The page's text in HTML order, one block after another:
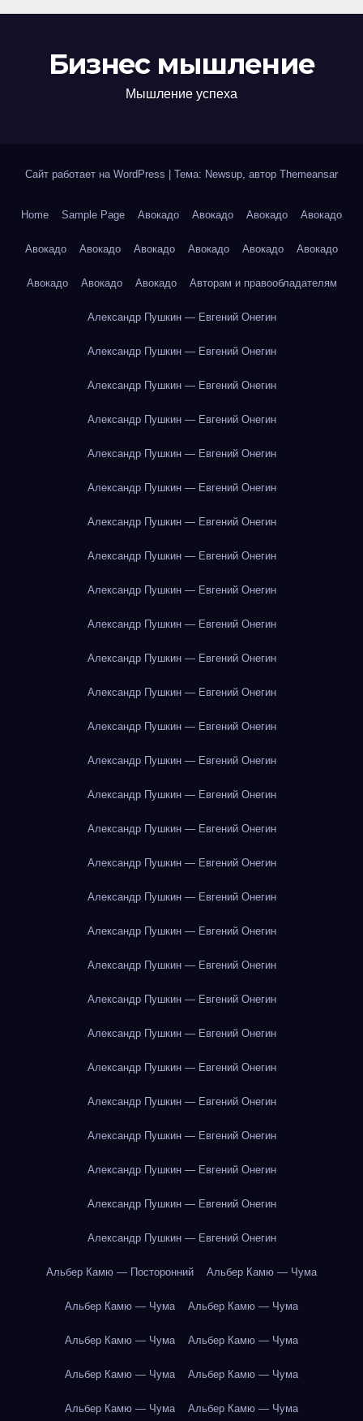
Бизнес мышление
Мышление успеха
Сайт работает на WordPress Тема: Newsup, автор Themeansar
Home Sample Page Авокадо Авокадо Авокадо Авокадо
Авокадо Авокадо Авокадо Авокадо Авокадо Авокадо
Авокадо Авокадо Авокадо Авторам и правообладателям
Александр Пушкин — Евгений Онегин
Александр Пушкин — Евгений Онегин
Александр Пушкин — Евгений Онегин
Александр Пушкин — Евгений Онегин
Александр Пушкин — Евгений Онегин
Александр Пушкин — Евгений Онегин
Александр Пушкин — Евгений Онегин
Александр Пушкин — Евгений Онегин
Александр Пушкин — Евгений Онегин
Александр Пушкин — Евгений Онегин
Александр Пушкин — Евгений Онегин
Александр Пушкин — Евгений Онегин
Александр Пушкин — Евгений Онегин
Александр Пушкин — Евгений Онегин
Александр Пушкин — Евгений Онегин
Александр Пушкин — Евгений Онегин
Александр Пушкин — Евгений Онегин
Александр Пушкин — Евгений Онегин
Александр Пушкин — Евгений Онегин
Александр Пушкин — Евгений Онегин
Александр Пушкин — Евгений Онегин
Александр Пушкин — Евгений Онегин
Александр Пушкин — Евгений Онегин
Александр Пушкин — Евгений Онегин
Александр Пушкин — Евгений Онегин
Александр Пушкин — Евгений Онегин
Александр Пушкин — Евгений Онегин
Александр Пушкин — Евгений Онегин
Альбер Камю — Посторонний Альбер Камю — Чума
Альбер Камю — Чума Альбер Камю — Чума
Альбер Камю — Чума Альбер Камю — Чума
Альбер Камю — Чума Альбер Камю — Чума
Альбер Камю — Чума Альбер Камю — Чума